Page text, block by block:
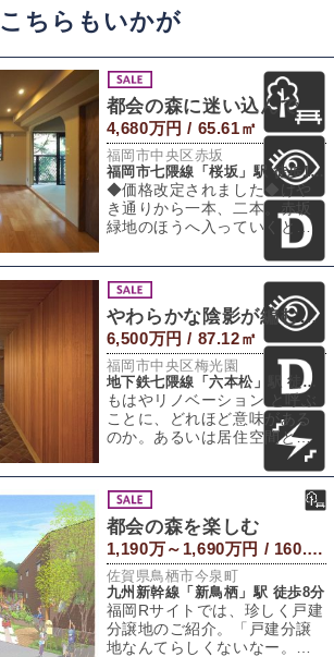
こちらもいかが
都会の森に迷い込んで
4,680万円 / 65.61㎡
福岡市中央区赤坂
福岡市七隈線「桜坂」駅 徒歩10分
◆価格改定されました◆けや
き通りから一本、二本。赤坂
緑地のほうへ入っていくと、
街の気配がすっと薄くなって
いきます。航空写
やわらかな陰影が編む静寂
6,500万円 / 87.12㎡
福岡市中央区梅光園
地下鉄七隈線「六本松」駅 徒歩5分
もはやリノベーション と呼ぶ
ことに、どれほど意味がある
のか。あるいは居住空間とい
う言葉がそもそも狭すぎるの
かもしれない。
都会の森を楽しむ
1,190万～1,690万円 / 160.31～243.56㎡（土地）
佐賀県鳥栖市今泉町
九州新幹線「新鳥栖」駅 徒歩8分
福岡Rサイトでは、珍しく戸建
分譲地のご紹介。「戸建分譲
地なんてらしくないなー。」